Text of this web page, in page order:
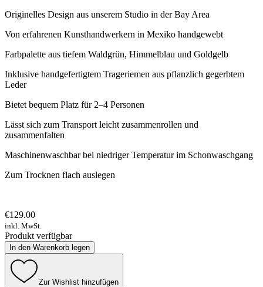
Originelles Design aus unserem Studio in der Bay Area
Von erfahrenen Kunsthandwerkern in Mexiko handgewebt
Farbpalette aus tiefem Waldgrün, Himmelblau und Goldgelb
Inklusive handgefertigtem Trageriemen aus pflanzlich gegerbtem
Leder
Bietet bequem Platz für 2–4 Personen
Lässt sich zum Transport leicht zusammenrollen und
zusammenfalten
Maschinenwaschbar bei niedriger Temperatur im Schonwaschgang
Zum Trocknen flach auslegen
€129.00
inkl. MwSt.
Produkt verfügbar
In den Warenkorb legen
Zur Wishlist hinzufügen